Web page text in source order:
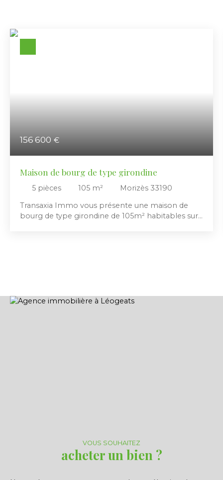
156 600 €
Maison de bourg de type girondine
5 pièces 105 m²
Morizès 33190
Transaxia Immo vous présente une maison de
bourg de type girondine de 105m² habitables sur
séjour et de la cuisine, alliant la pierre et le bois
VOUS SOUHAITEZ
acheter un bien ?